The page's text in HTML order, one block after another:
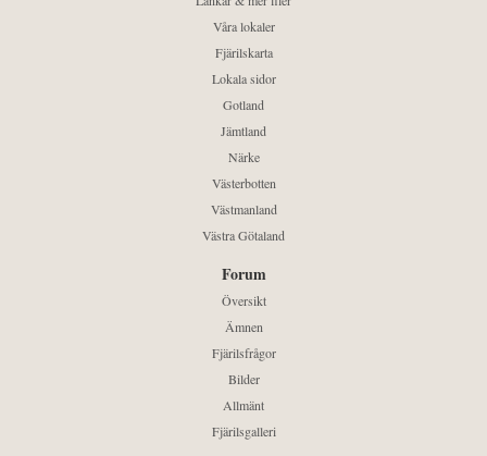
Våra lokaler
Fjärilskarta
Lokala sidor
Gotland
Jämtland
Närke
Västerbotten
Västmanland
Västra Götaland
Forum
Översikt
Ämnen
Fjärilsfrågor
Bilder
Allmänt
Fjärilsgalleri